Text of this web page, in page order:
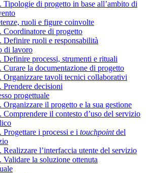
Tipologie di progetto in base all’ambito di
ruoli e figure coinvolte
Coordinatore di progetto
Definire ruoli e responsabilità
di lavoro
Definire processi, strumenti e rituali
Curare la documentazione di progetto
Organizzare tavoli tecnici collaborativi
Prendere decisioni
progettuale
Organizzare il progetto e la sua gestione
Comprendere il contesto d’uso del servizio
Progettare i processi e i touchpointdel
Realizzare l’interfaccia utente del servizio
Validare la soluzione ottenuta